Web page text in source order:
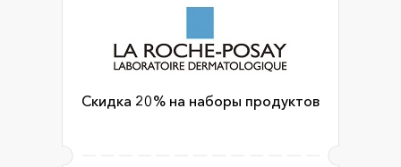
Скидка 20% на наборы продуктов